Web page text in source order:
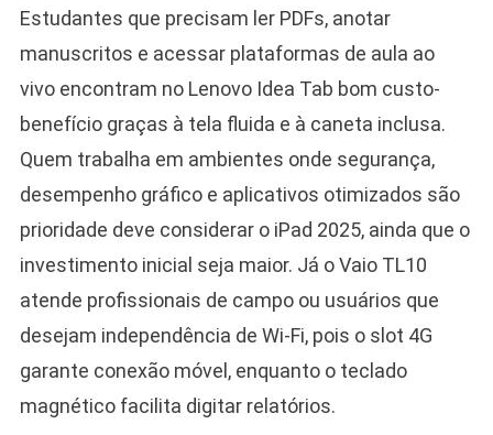
Estudantes que precisam ler PDFs, anotar
manuscritos e acessar plataformas de aula ao
vivo encontram no Lenovo Idea Tab bom custo-
benefício graças à tela fluida e à caneta inclusa.
Quem trabalha em ambientes onde segurança,
desempenho gráfico e aplicativos otimizados são
prioridade deve considerar o iPad 2025, ainda que o
investimento inicial seja maior. Já o Vaio TL10
atende profissionais de campo ou usuários que
desejam independência de Wi-Fi, pois o slot 4G
garante conexão móvel, enquanto o teclado
magnético facilita digitar relatórios.